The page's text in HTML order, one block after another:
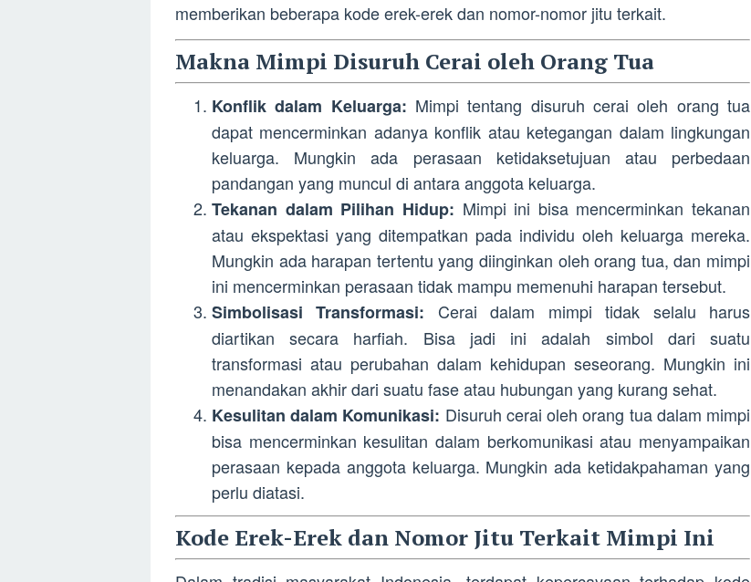
memberikan beberapa kode erek-erek dan nomor-nomor jitu terkait.
Makna Mimpi Disuruh Cerai oleh Orang Tua
Konflik dalam Keluarga: Mimpi tentang disuruh cerai oleh orang tua
dapat mencerminkan adanya konflik atau ketegangan dalam lingkungan
keluarga. Mungkin ada perasaan ketidaksetujuan atau perbedaan
pandangan yang muncul di antara anggota keluarga.
Tekanan dalam Pilihan Hidup: Mimpi ini bisa mencerminkan tekanan
atau ekspektasi yang ditempatkan pada individu oleh keluarga mereka.
Mungkin ada harapan tertentu yang diinginkan oleh orang tua, dan mimpi
ini mencerminkan perasaan tidak mampu memenuhi harapan tersebut.
Simbolisasi Transformasi: Cerai dalam mimpi tidak selalu harus
diartikan secara harfiah. Bisa jadi ini adalah simbol dari suatu
transformasi atau perubahan dalam kehidupan seseorang. Mungkin ini
menandakan akhir dari suatu fase atau hubungan yang kurang sehat.
Kesulitan dalam Komunikasi: Disuruh cerai oleh orang tua dalam mimpi
bisa mencerminkan kesulitan dalam berkomunikasi atau menyampaikan
perasaan kepada anggota keluarga. Mungkin ada ketidakpahaman yang
perlu diatasi.
Kode Erek-Erek dan Nomor Jitu Terkait Mimpi Ini